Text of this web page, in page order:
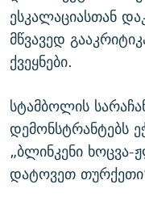
ესკალაციასთან
მწვავედ
ქვეყნები.
სტამბოლის
დემონსტრანტებს
„ბლინკენი
დატოვეთ